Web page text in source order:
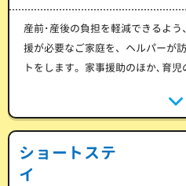
産前･産後の負担を軽減できるよ
援が必要なご家庭を、ヘルパーが
トをします。家事援助のほか､育児
ショートステ
イ